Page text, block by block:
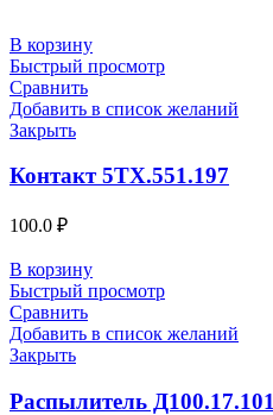
В корзину
Быстрый просмотр
Сравнить
Добавить в список желаний
Закрыть
Контакт 5ТХ.551.197
100.0 ₽
В корзину
Быстрый просмотр
Сравнить
Добавить в список желаний
Закрыть
Распылитель Д100.17.101